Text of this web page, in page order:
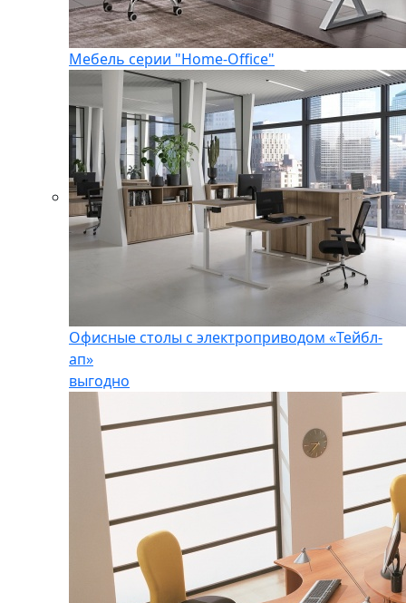
Мебель серии "Home-Office"
Офисные столы с электроприводом «Тейбл-
ап»
выгодно